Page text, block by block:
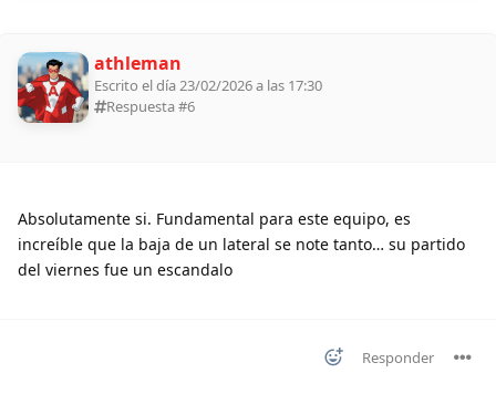
athleman
Escrito el día 23/02/2026 a las 17:30
Respuesta #6
Absolutamente si. Fundamental para este equipo, es
increíble que la baja de un lateral se note tanto… su partido
del viernes fue un escandalo
Responder